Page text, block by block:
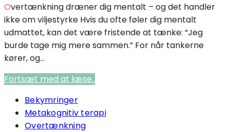
Overtænkning dræner dig mentalt – og det handler
ikke om viljestyrke Hvis du ofte føler dig mentalt
udmattet, kan det være fristende at tænke: “Jeg
burde tage mig mere sammen.” For når tankerne
kører, og...
Fortsæt med at læse..
Bekymringer
Metakognitiv terapi
Overtænkning